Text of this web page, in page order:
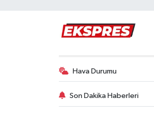
Hava Durumu
Son Dakika Haberleri